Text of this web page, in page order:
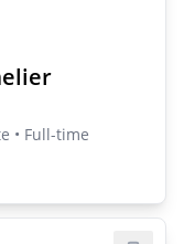
• Full-time